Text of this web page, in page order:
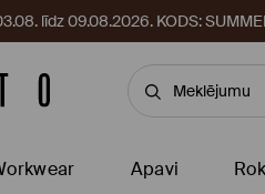
līdz 09.08.2026. KODS:
Apavi